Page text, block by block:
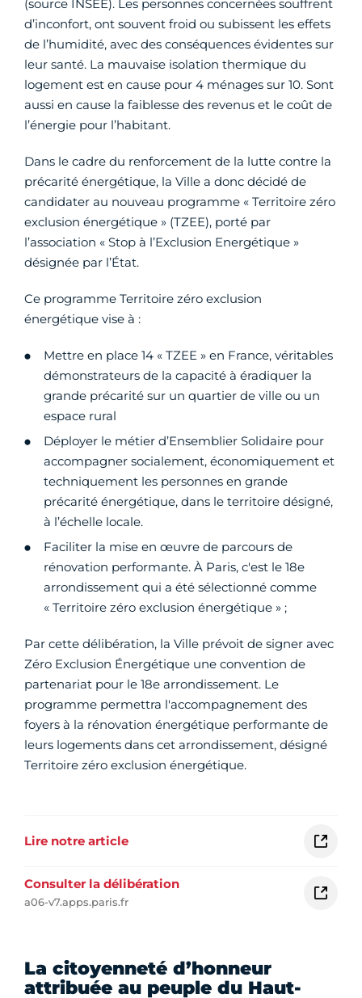
(source INSEE). Les personnes concernées souffrent
d’inconfort, ont souvent froid ou subissent les effets
de l’humidité, avec des conséquences évidentes sur
leur santé. La mauvaise isolation thermique du
logement est en cause pour 4 ménages sur 10. Sont
aussi en cause la faiblesse des revenus et le coût de
l’énergie pour l’habitant.
Dans le cadre du renforcement de la lutte contre la
précarité énergétique, la Ville a donc décidé de
candidater au nouveau programme « Territoire zéro
exclusion énergétique » (TZEE), porté par
l’association « Stop à l’Exclusion Energétique »
désignée par l’État.
Ce programme Territoire zéro exclusion
énergétique vise à :
Mettre en place 14 « TZEE » en France, véritables
démonstrateurs de la capacité à éradiquer la
grande précarité sur un quartier de ville ou un
espace rural
Déployer le métier d’Ensemblier Solidaire pour
accompagner socialement, économiquement et
techniquement les personnes en grande
précarité énergétique, dans le territoire désigné,
à l’échelle locale.
Faciliter la mise en œuvre de parcours de
rénovation performante. À Paris, c'est le 18e
arrondissement qui a été sélectionné comme
« Territoire zéro exclusion énergétique » ;
Par cette délibération, la Ville prévoit de signer avec
Zéro Exclusion Énergétique une convention de
partenariat pour le 18e arrondissement. Le
programme permettra l'accompagnement des
foyers à la rénovation énergétique performante de
leurs logements dans cet arrondissement, désigné
Territoire zéro exclusion énergétique.
Lire notre article
Consulter la délibération
a06-v7.apps.paris.fr
La citoyenneté d’honneur
attribuée au peuple du Haut-